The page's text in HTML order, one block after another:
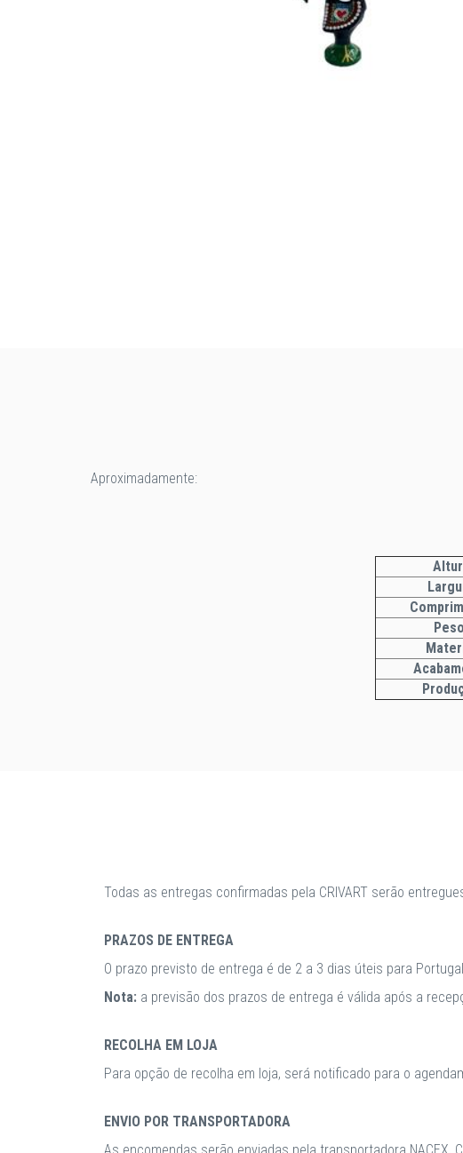
Aproximadamente:
Peso
Todas as entregas confirmadas pela CRIVART serão
PRAZOS DE ENTREGA
O prazo previsto de entrega é de 2 a 3 dias úteis para
Nota: a previsão dos prazos de entrega é válida após a
RECOLHA EM LOJA
Para opção de recolha em loja, será notificado para o
ENVIO POR TRANSPORTADORA